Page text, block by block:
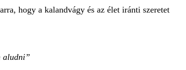
hogy a kalandvágy és az élet iránti szeretet
aludni”